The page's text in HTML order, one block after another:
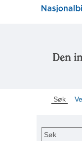
Den
Søk
Søk